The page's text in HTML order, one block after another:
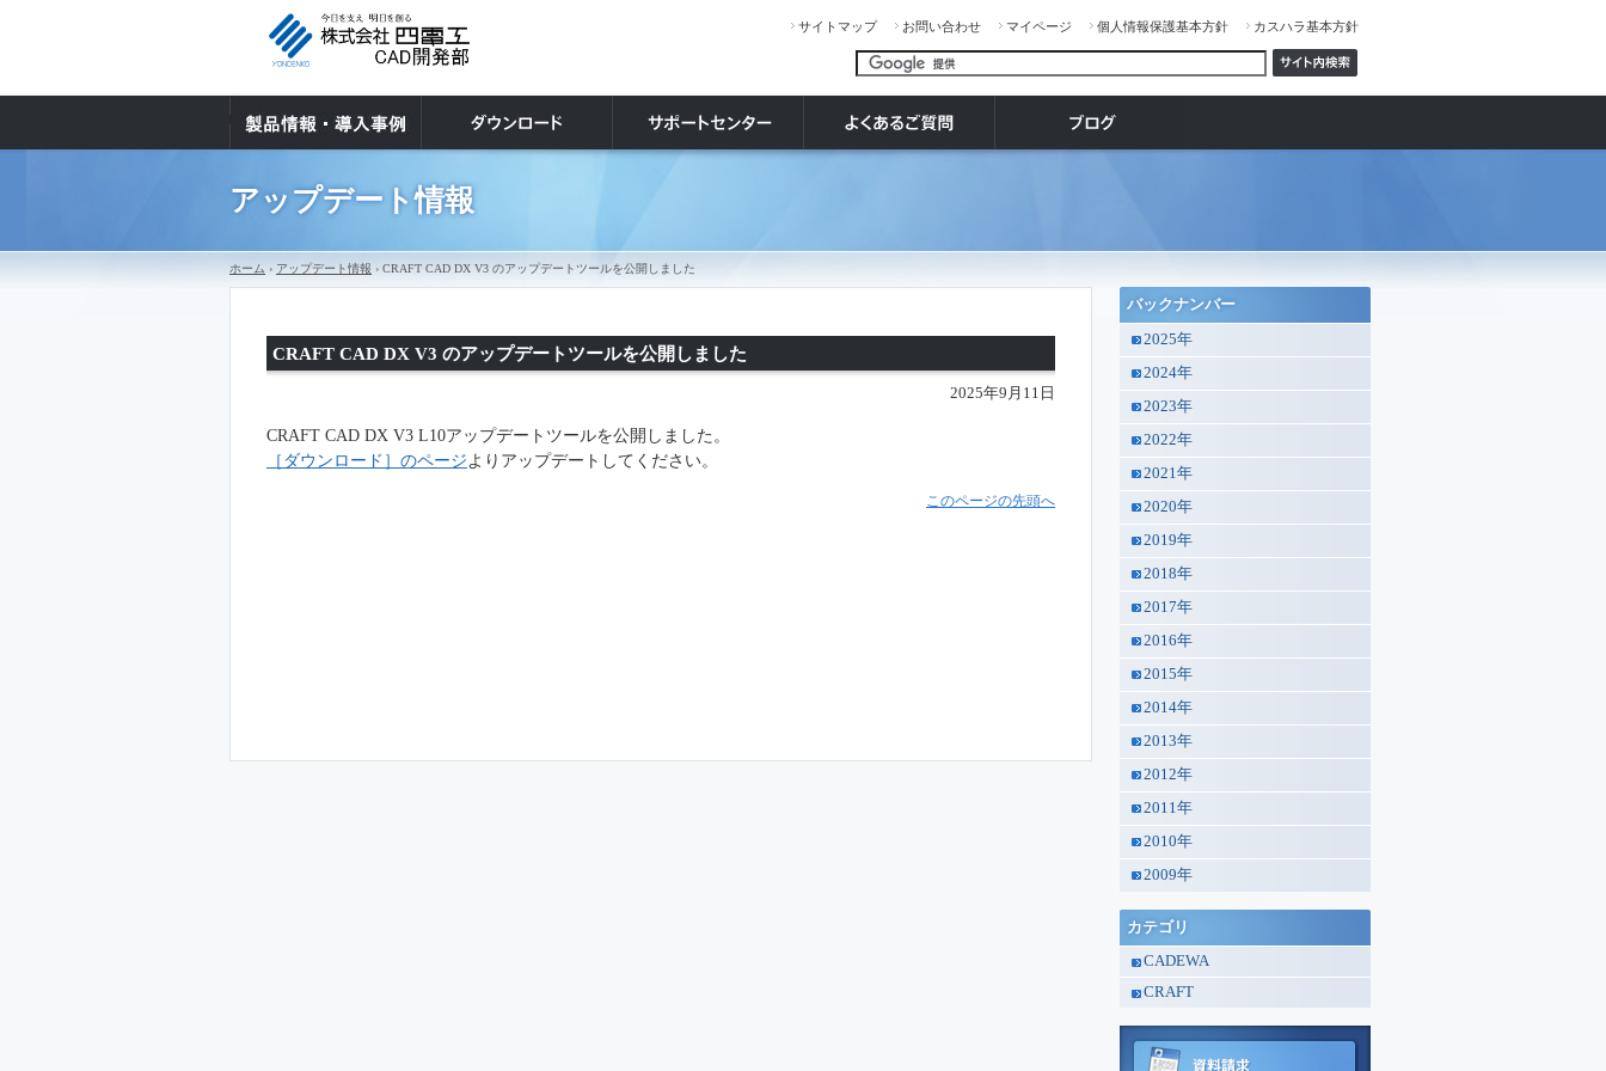
サイトマップ お問い合わせ マイページ 個人情報保護基本方針 カスハラ基本方針
アップデート情報
ホーム › アップデート情報 › CRAFT CAD DX V3 のアップデートツールを公開しました
CRAFT CAD DX V3 のアップデートツールを公開しました
2025年9月11日
CRAFT CAD DX V3 L10アップデートツールを公開しました。
［ダウンロード］のページよりアップデートしてください。
このページの先頭へ
バックナンバー
2025年
2024年
2023年
2022年
2021年
2020年
2019年
2018年
2017年
2016年
2015年
2014年
2013年
2012年
2011年
2010年
2009年
カテゴリ
CADEWA
CRAFT